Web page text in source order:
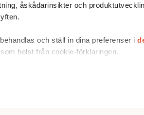
åskådarinsikter och
och ställ in dina preferenser i
helst från cookie-förklaringen.
Vi vidarebefordrar även sådana
X